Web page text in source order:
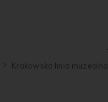
Krakowska linia muzealna